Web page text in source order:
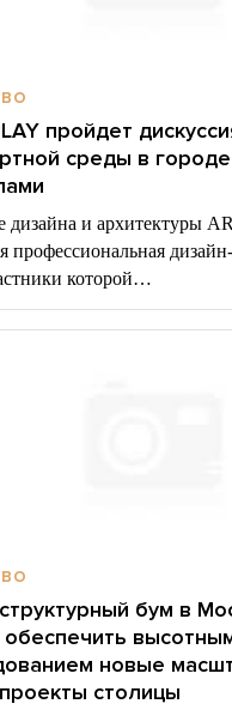
пройдет
среды в городе
дизайна и архитектуры
профессиональная
которой…
бум в
обеспечить
новые
столицы